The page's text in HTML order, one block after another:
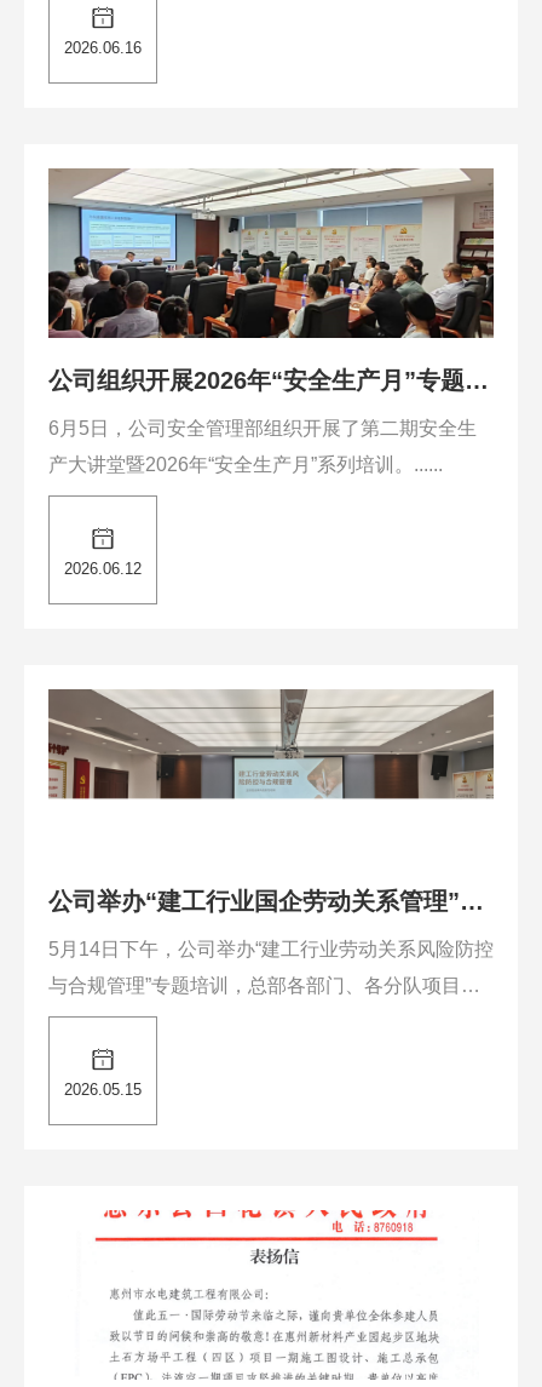
园里，每天都能见到。但很少有人会去想：水从哪里
来？雨往哪里排？河为什么清了？......
2026.06.16
公司组织开展2026年“安全生产月”专题培
训活动
6月5日，公司安全管理部组织开展了第二期安全生
产大讲堂暨2026年“安全生产月”系列培训。......
2026.06.12
公司举办“建工行业国企劳动关系管理”法
律专题培训
5月14日下午，公司举办“建工行业劳动关系风险防控
与合规管理”专题培训，总部各部门、各分队项目负
责人、子公司员工及劳资专员等共同参与此次学习与
交流。......
2026.05.15